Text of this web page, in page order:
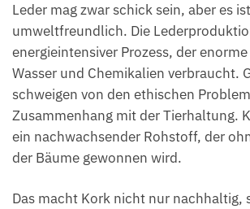
Leder mag zwar schick sein, aber es
umweltfreundlich. Die
energieintensiver Prozess, der
Wasser und Chemikalien verbraucht.
schweigen von den ethischen
Zusammenhang mit der Tierhaltung.
ein nachwachsender Rohstoff, der
der Bäume gewonnen wird.
Das macht Kork nicht nur nachhaltig,